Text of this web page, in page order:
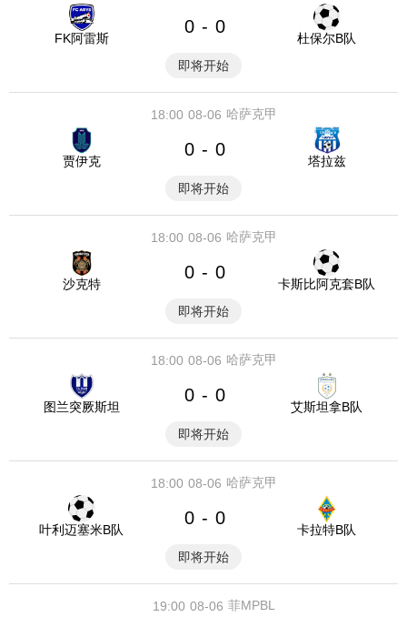
FK阿雷斯
0 - 0
杜保尔B队
即将开始
08-06
18:00 哈萨克甲
贾伊克
0 - 0
塔拉兹
即将开始
08-06
18:00 哈萨克甲
沙克特
0 - 0
卡斯比阿克套B队
即将开始
08-06
18:00 哈萨克甲
图兰突厥斯坦
0 - 0
艾斯坦拿B队
即将开始
08-06
18:00 哈萨克甲
叶利迈塞米B队
0 - 0
卡拉特B队
即将开始
08-06
19:00 菲MPBL